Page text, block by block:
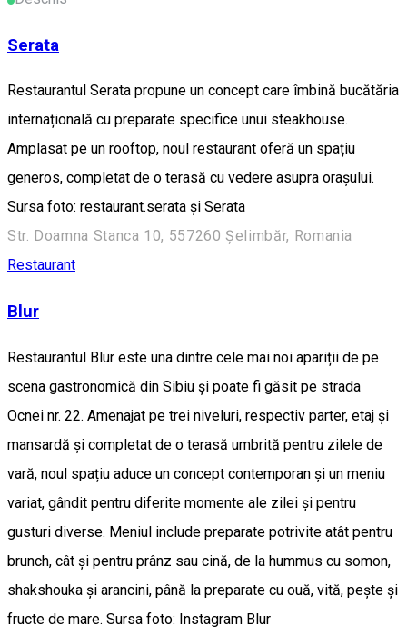
Serata
Restaurantul Serata propune un concept care îmbină bucătăria
internațională cu preparate specifice unui steakhouse.
Amplasat pe un rooftop, noul restaurant oferă un spațiu
generos, completat de o terasă cu vedere asupra orașului.
Sursa foto: restaurant.serata și Serata
Str. Doamna Stanca 10, 557260 Șelimbăr, Romania
Restaurant
Blur
Restaurantul Blur este una dintre cele mai noi apariții de pe
scena gastronomică din Sibiu și poate fi găsit pe strada
Ocnei nr. 22. Amenajat pe trei niveluri, respectiv parter, etaj și
mansardă și completat de o terasă umbrită pentru zilele de
vară, noul spațiu aduce un concept contemporan și un meniu
variat, gândit pentru diferite momente ale zilei și pentru
gusturi diverse. Meniul include preparate potrivite atât pentru
brunch, cât și pentru prânz sau cină, de la hummus cu somon,
shakshouka și arancini, până la preparate cu ouă, vită, pește și
fructe de mare. Sursa foto: Instagram Blur